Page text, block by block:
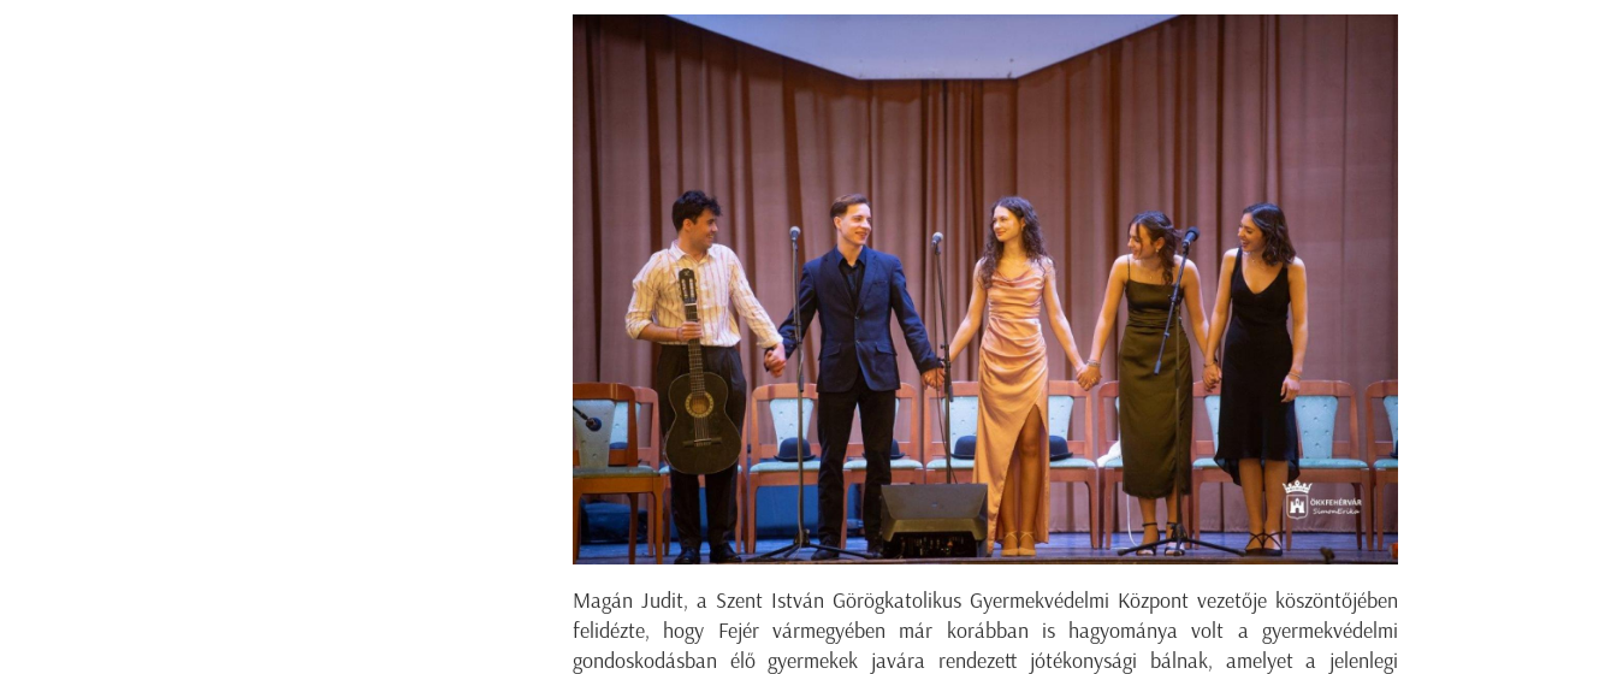
Magán Judit, a Szent István Görögkatolikus Gyermekvédelmi Központ vezetője köszöntőjében
felidézte, hogy Fejér vármegyében már korábban is hagyománya volt a gyermekvédelmi
gondoskodásban élő gyermekek javára rendezett jótékonysági bálnak, amelyet a jelenlegi